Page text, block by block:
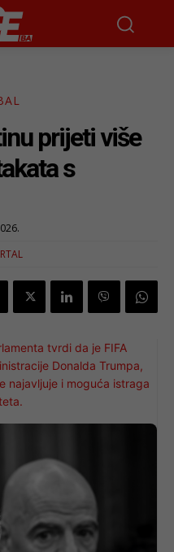
prijeti više
s
tvrdi da je FIFA
Donalda Trumpa,
najavljuje i moguća istraga